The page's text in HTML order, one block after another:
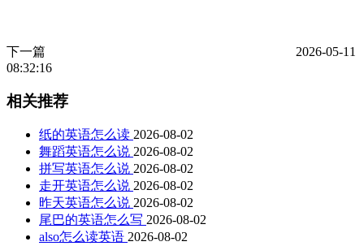
下一篇
2026-05-11
08:32:16
相关推荐
纸的英语怎么读 2026-08-02
舞蹈英语怎么说 2026-08-02
拼写英语怎么说 2026-08-02
走开英语怎么说 2026-08-02
昨天英语怎么说 2026-08-02
尾巴的英语怎么写 2026-08-02
also怎么读英语 2026-08-02